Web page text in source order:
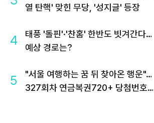
열 탄핵' 맞힌 무당, '성지글' 등장
4
태풍 '돌핀'·'찬홈' 한반도 빗겨간다…
예상 경로는?
5
"서울 여행하는 꿈 뒤 찾아온 행운"…
327회차 연금복권720+ 당첨번호조